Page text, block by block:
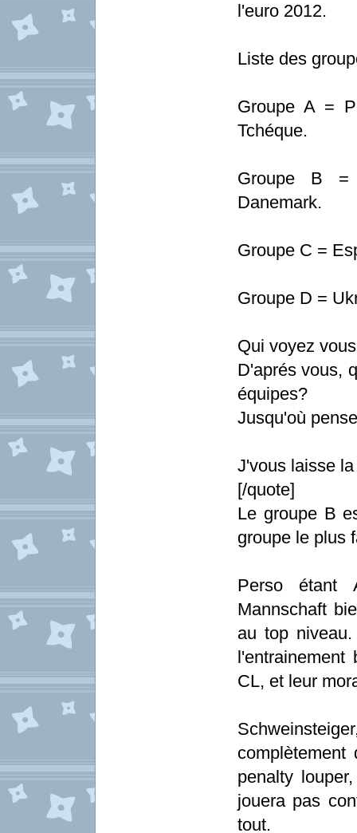
l'euro 2012.
Liste des
Groupe A =
Tchéque.
Groupe B =
Danemark.
Groupe C =
Groupe D =
Qui voyez
D'aprés vous,
équipes?
Jusqu'où
J'vous laisse
[/quote]
Le groupe B
groupe le plus
Perso étant
Mannschaft
au top
CL, et leur
complètement
penalty
jouera pas
tout.